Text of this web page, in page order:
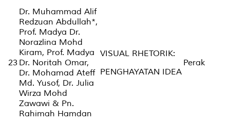
23
Dr. Muhammad Alif
Redzuan Abdullah*,
Prof. Madya Dr.
Norazlina Mohd
Kiram, Prof. Madya
Dr. Noritah Omar,
Dr. Mohamad Ateff
Md. Yusof, Dr. Julia
Wirza Mohd
Zawawi & Pn.
Rahimah Hamdan
VISUAL RHETORIK:
PENGHAYATAN IDEA
Perak